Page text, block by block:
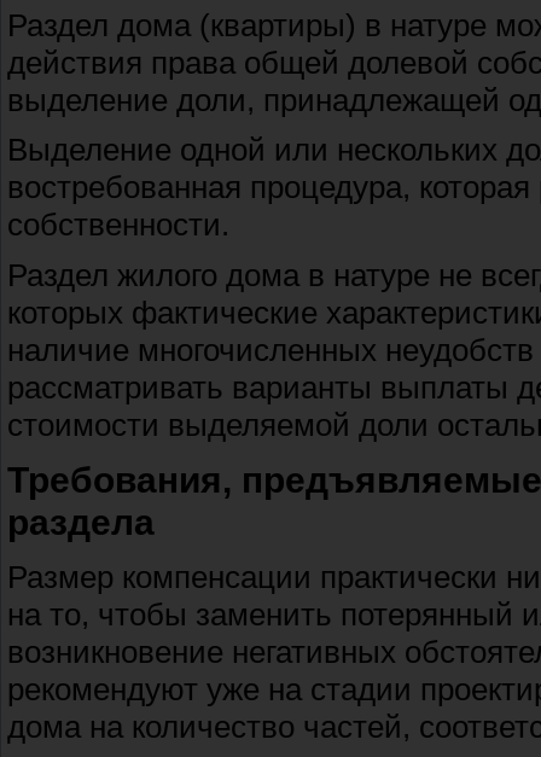
Раздел дома (квартиры) в натуре
действия права общей долевой
выделение доли, принадлежащей
Выделение одной или нескольких
востребованная процедура,
собственности.
Раздел жилого дома в натуре не
которых фактические
наличие многочисленных
рассматривать варианты выплаты
стоимости выделяемой доли
Требования,
раздела
Размер компенсации практически
на то, чтобы заменить
возникновение негативных
рекомендуют уже на стадии
дома на количество частей,